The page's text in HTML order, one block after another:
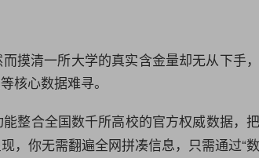
摸清一所大学的真实含金量却无从下手，
核心数据难寻。
能整合全国数千所高校的官方权威数据，把
，你无需翻遍全网拼凑信息，只需通过“数